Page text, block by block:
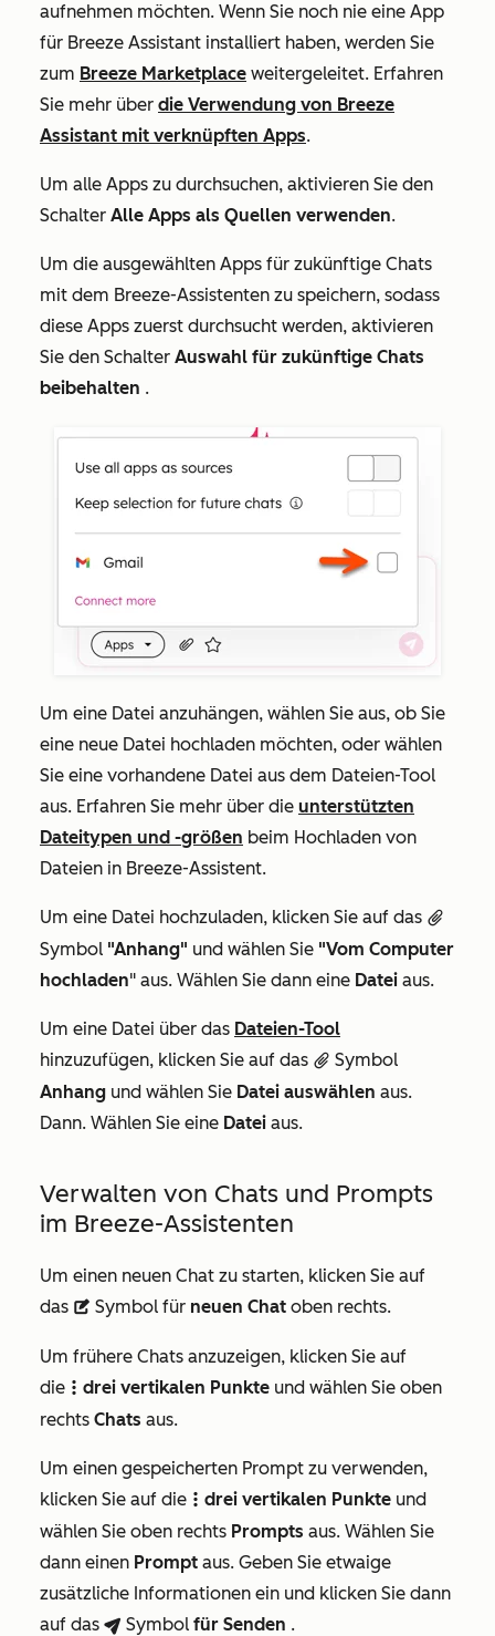
aufnehmen möchten. Wenn Sie noch nie eine App
für Breeze Assistant installiert haben, werden Sie
zum Breeze Marketplace weitergeleitet. Erfahren
Sie mehr über die Verwendung von Breeze
Assistant mit verknüpften Apps.
Um alle Apps zu durchsuchen, aktivieren Sie den
Schalter Alle Apps als Quellen verwenden.
Um die ausgewählten Apps für zukünftige Chats
mit dem Breeze-Assistenten zu speichern, sodass
diese Apps zuerst durchsucht werden, aktivieren
Sie den Schalter Auswahl für zukünftige Chats
beibehalten .
Um eine Datei anzuhängen, wählen Sie aus, ob Sie
eine neue Datei hochladen möchten, oder wählen
Sie eine vorhandene Datei aus dem Dateien-Tool
aus. Erfahren Sie mehr über die unterstützten
Dateitypen und -größen beim Hochladen von
Dateien in Breeze-Assistent.
Um eine Datei hochzuladen, klicken Sie auf das attach
Symbol "Anhang" und wählen Sie "Vom Computer
hochladen" aus. Wählen Sie dann eine Datei aus.
Um eine Datei über das Dateien-Tool
hinzuzufügen, klicken Sie auf das attach Symbol
Anhang und wählen Sie Datei auswählen aus.
Dann. Wählen Sie eine Datei aus.
Verwalten von Chats und Prompts
im Breeze-Assistenten
Um einen neuen Chat zu starten, klicken Sie auf
das description Symbol für neuen Chat oben rechts.
Um frühere Chats anzuzeigen, klicken Sie auf
die verticalMenu drei vertikalen Punkte und wählen Sie oben
rechts Chats aus.
Um einen gespeicherten Prompt zu verwenden,
klicken Sie auf die verticalMenu drei vertikalen Punkte und
wählen Sie oben rechts Prompts aus. Wählen Sie
dann einen Prompt aus. Geben Sie etwaige
zusätzliche Informationen ein und klicken Sie dann
auf das breezeSendIcon Symbol für Senden .